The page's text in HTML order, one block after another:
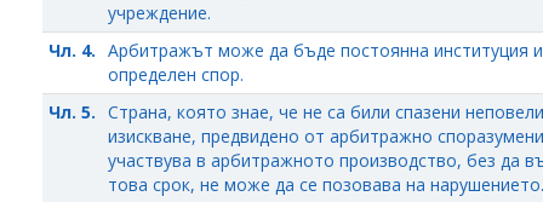
учреждение.
Чл. 4. Арбитражът може да бъде постоянна институция
определен спор.
Чл. 5. Страна, която знае, че не са били спазени
изискване, предвидено от арбитражно
участвува в арбитражното производство, без да
това срок, не може да се позовава на нарушението.